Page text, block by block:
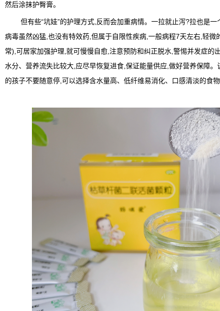
然后涂抹护臀膏。
但有些“坑娃”的护理方式,反而会加重病情。一拉就止泻?拉也是
病毒虽然凶猛,也没有特效药,但属于自限性疾病,一般病程7天左右,轻微
常),可居家加强护理,就可慢慢自愈,注意预防和纠正脱水,警惕并发症的
水分、营养流失比较大,应尽早恢复进食,保证能量供应,做好营养保障
的孩子不要随意停,可以选择含水量高、低纤维易消化、口感清淡的食